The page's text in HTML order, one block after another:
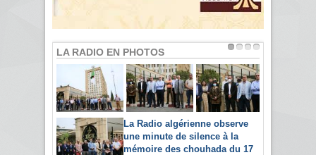
LA RADIO EN PHOTOS
La Radio algérienne observe
une minute de silence à la
mémoire des chouhada du 17